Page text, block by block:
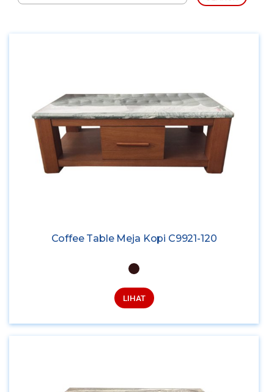
Coffee Table Meja Kopi C9921-120
LIHAT